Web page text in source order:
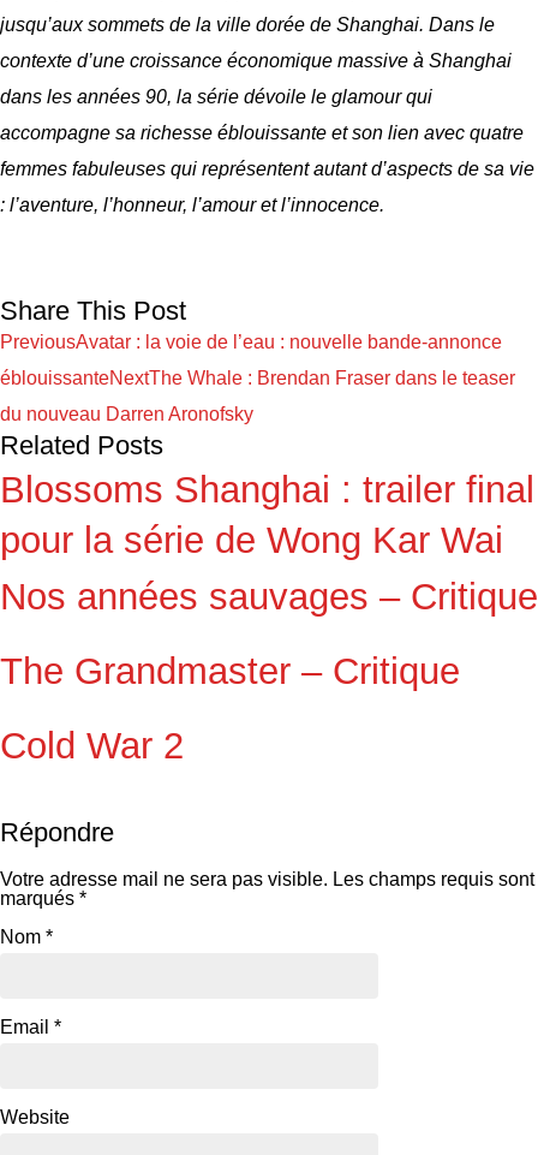
jusqu’aux sommets de la ville dorée de Shanghai. Dans le
contexte d’une croissance économique massive à Shanghai
dans les années 90, la série dévoile le glamour qui
accompagne sa richesse éblouissante et son lien avec quatre
femmes fabuleuses qui représentent autant d’aspects de sa vie
: l’aventure, l’honneur, l’amour et l’innocence.
Share This Post
PreviousAvatar : la voie de l’eau : nouvelle bande-annonce
éblouissanteNextThe Whale : Brendan Fraser dans le teaser
du nouveau Darren Aronofsky
Related Posts
Blossoms Shanghai : trailer final
pour la série de Wong Kar Wai
Nos années sauvages – Critique
The Grandmaster – Critique
Cold War 2
Répondre
Votre adresse mail ne sera pas visible. Les champs requis sont
marqués *
Nom *
Email *
Website